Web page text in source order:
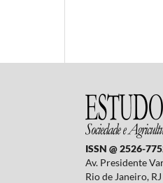
ISSN @ 2526-
Av. Presidente
Rio de Janeiro,